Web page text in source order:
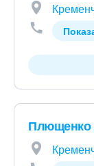
Плющенко